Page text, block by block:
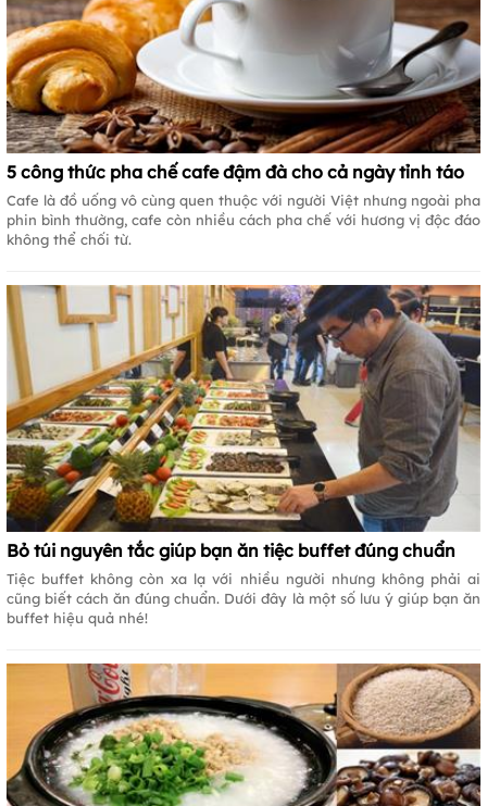
5 công thức pha chế cafe đậm đà cho cả ngày tỉnh táo
Cafe là đồ uống vô cùng quen thuộc với người Việt nhưng ngoài pha
phin bình thường, cafe còn nhiều cách pha chế với hương vị độc đáo
không thể chối từ.
Bỏ túi nguyên tắc giúp bạn ăn tiệc buffet đúng chuẩn
Tiệc buffet không còn xa lạ với nhiều người nhưng không phải ai
cũng biết cách ăn đúng chuẩn. Dưới đây là một số lưu ý giúp bạn ăn
buffet hiệu quả nhé!